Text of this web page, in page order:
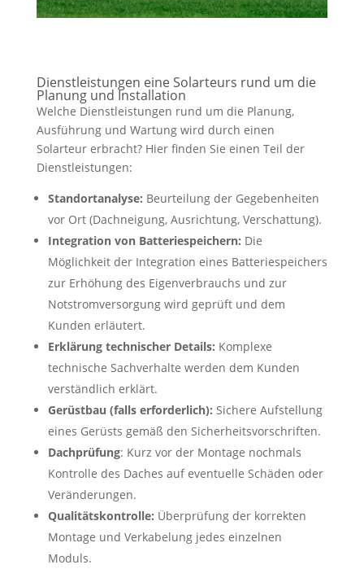
Dienstleistungen eine Solarteurs rund um die
Planung und Installation
Welche Dienstleistungen rund um die Planung,
Ausführung und Wartung wird durch einen
Solarteur erbracht? Hier finden Sie einen Teil der
Dienstleistungen:
Standortanalyse: Beurteilung der Gegebenheiten
vor Ort (Dachneigung, Ausrichtung, Verschattung).
Integration von Batteriespeichern: Die
Möglichkeit der Integration eines Batteriespeichers
zur Erhöhung des Eigenverbrauchs und zur
Notstromversorgung wird geprüft und dem
Kunden erläutert.
Erklärung technischer Details: Komplexe
technische Sachverhalte werden dem Kunden
verständlich erklärt.
Gerüstbau (falls erforderlich): Sichere Aufstellung
eines Gerüsts gemäß den Sicherheitsvorschriften.
Dachprüfung: Kurz vor der Montage nochmals
Kontrolle des Daches auf eventuelle Schäden oder
Veränderungen.
Qualitätskontrolle: Überprüfung der korrekten
Montage und Verkabelung jedes einzelnen
Moduls.